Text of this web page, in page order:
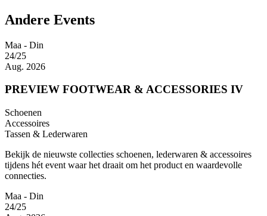
Andere Events
Maa - Din
24/25
Aug. 2026
PREVIEW FOOTWEAR & ACCESSORIES IV
Schoenen
Accessoires
Tassen & Lederwaren
Bekijk de nieuwste collecties schoenen, lederwaren & accessoires
tijdens hét event waar het draait om het product en waardevolle
connecties.
Maa - Din
24/25